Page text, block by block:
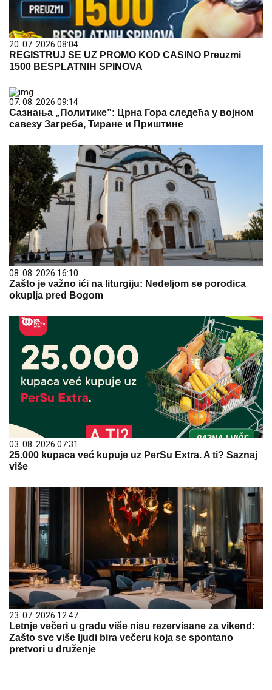
20. 07. 2026 08:04
REGISTRUJ SE UZ PROMO KOD CASINO Preuzmi
1500 BESPLATNIH SPINOVA
07. 08. 2026 09:14
Сазнања „Политике”: Црна Гора следећа у војном
савезу Загреба, Тиране и Приштине
08. 08. 2026 16:10
Zašto je važno ići na liturgiju: Nedeljom se porodica
okuplja pred Bogom
03. 08. 2026 07:31
25.000 kupaca već kupuje uz PerSu Extra. A ti? Saznaj
više
23. 07. 2026 12:47
Letnje večeri u gradu više nisu rezervisane za vikend:
Zašto sve više ljudi bira večeru koja se spontano
pretvori u druženje